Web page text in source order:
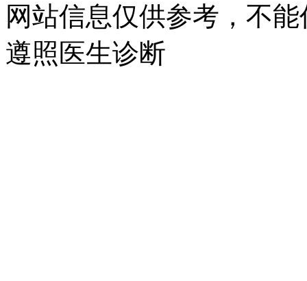
网站信息仅供参考，不
遵照医生诊断